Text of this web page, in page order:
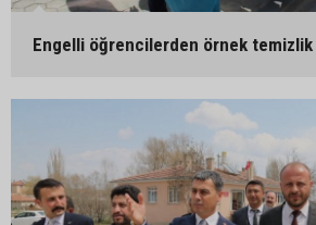
Engelli öğrencilerden örnek temizlik